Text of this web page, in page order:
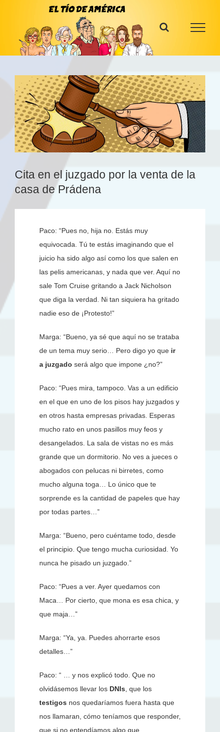
contenido
Cita en el juzgado por la venta de la
casa de Prádena
Paco: “Pues no, hija no. Estás muy
equivocada. Tú te estás imaginando que el
juicio ha sido algo así como los que salen en
las pelis americanas, y nada que ver. Aquí no
sale Tom Cruise gritando a Jack Nicholson
que diga la verdad. Ni tan siquiera ha gritado
nadie eso de ¡Protesto!”
Marga: “Bueno, ya sé que aquí no se trataba
de un tema muy serio… Pero digo yo que ir
a juzgado será algo que impone ¿no?”
Paco: “Pues mira, tampoco. Vas a un edificio
en el que en uno de los pisos hay juzgados y
en otros hasta empresas privadas. Esperas
mucho rato en unos pasillos muy feos y
desangelados. La sala de vistas no es más
grande que un dormitorio. No ves a jueces o
abogados con pelucas ni birretes, como
mucho alguna toga… Lo único que te
sorprende es la cantidad de papeles que hay
por todas partes…”
Marga: “Bueno, pero cuéntame todo, desde
el principio. Que tengo mucha curiosidad. Yo
nunca he pisado un juzgado.”
Paco: “Pues a ver. Ayer quedamos con
Maca… Por cierto, que mona es esa chica, y
que maja…”
Marga: “Ya, ya. Puedes ahorrarte esos
detalles…”
Paco: “ … y nos explicó todo. Que no
olvidásemos llevar los DNIs, que los
testigos nos quedaríamos fuera hasta que
nos llamaran, cómo teníamos que responder,
que si no entendíamos algo que